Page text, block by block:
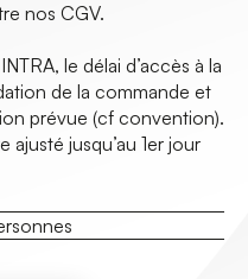
nos CGV.
le délai d’accès à la
de la commande et
prévue (cf convention).
jusqu’au 1er jour